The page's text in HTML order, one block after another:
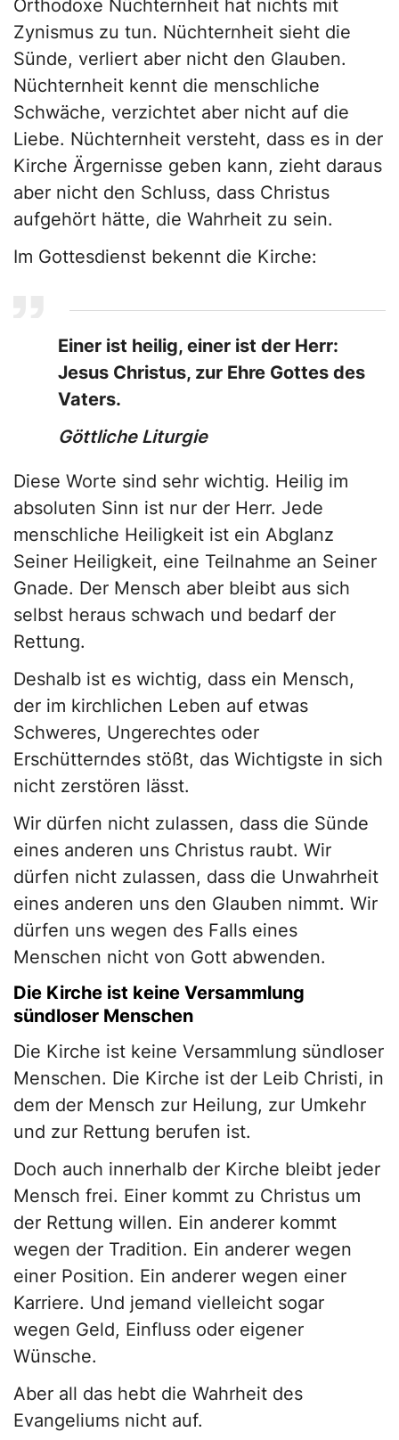
Orthodoxe Nüchternheit hat nichts mit
Zynismus zu tun. Nüchternheit sieht die
Sünde, verliert aber nicht den Glauben.
Nüchternheit kennt die menschliche
Schwäche, verzichtet aber nicht auf die
Liebe. Nüchternheit versteht, dass es in der
Kirche Ärgernisse geben kann, zieht daraus
aber nicht den Schluss, dass Christus
aufgehört hätte, die Wahrheit zu sein.
Im Gottesdienst bekennt die Kirche:
Einer ist heilig, einer ist der Herr:
Jesus Christus, zur Ehre Gottes des
Vaters.
Göttliche Liturgie
Diese Worte sind sehr wichtig. Heilig im
absoluten Sinn ist nur der Herr. Jede
menschliche Heiligkeit ist ein Abglanz
Seiner Heiligkeit, eine Teilnahme an Seiner
Gnade. Der Mensch aber bleibt aus sich
selbst heraus schwach und bedarf der
Rettung.
Deshalb ist es wichtig, dass ein Mensch,
der im kirchlichen Leben auf etwas
Schweres, Ungerechtes oder
Erschütterndes stößt, das Wichtigste in sich
nicht zerstören lässt.
Wir dürfen nicht zulassen, dass die Sünde
eines anderen uns Christus raubt. Wir
dürfen nicht zulassen, dass die Unwahrheit
eines anderen uns den Glauben nimmt. Wir
dürfen uns wegen des Falls eines
Menschen nicht von Gott abwenden.
Die Kirche ist keine Versammlung
sündloser Menschen
Die Kirche ist keine Versammlung sündloser
Menschen. Die Kirche ist der Leib Christi, in
dem der Mensch zur Heilung, zur Umkehr
und zur Rettung berufen ist.
Doch auch innerhalb der Kirche bleibt jeder
Mensch frei. Einer kommt zu Christus um
der Rettung willen. Ein anderer kommt
wegen der Tradition. Ein anderer wegen
einer Position. Ein anderer wegen einer
Karriere. Und jemand vielleicht sogar
wegen Geld, Einfluss oder eigener
Wünsche.
Aber all das hebt die Wahrheit des
Evangeliums nicht auf.